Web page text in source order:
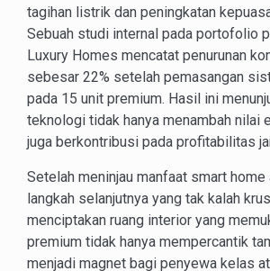
tagihan listrik dan peningkatan
Sebuah studi internal pada portofolio
Luxury Homes mencatat penurunan
sebesar 22% setelah pemasangan
pada 15 unit premium. Hasil ini
teknologi tidak hanya menambah nilai
juga berkontribusi pada profitabilitas
Setelah meninjau manfaat smart home
langkah selanjutnya yang tak kalah
menciptakan ruang interior yang
premium tidak hanya mempercantik
menjadi magnet bagi penyewa kelas